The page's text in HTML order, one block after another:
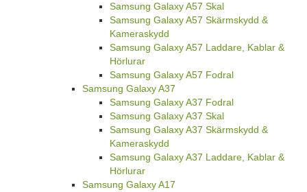
Samsung Galaxy A57 Skal
Samsung Galaxy A57 Skärmskydd &
Kameraskydd
Samsung Galaxy A57 Laddare, Kablar &
Hörlurar
Samsung Galaxy A57 Fodral
Samsung Galaxy A37
Samsung Galaxy A37 Fodral
Samsung Galaxy A37 Skal
Samsung Galaxy A37 Skärmskydd &
Kameraskydd
Samsung Galaxy A37 Laddare, Kablar &
Hörlurar
Samsung Galaxy A17